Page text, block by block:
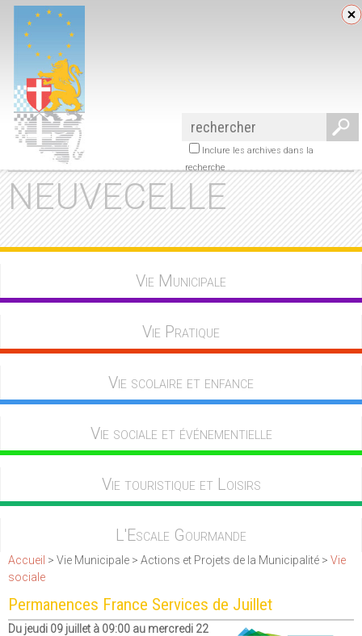
NEUVECELLE
Inclure les archives dans la
recherche
Vie Municipale
Vie Pratique
Vie scolaire et enfance
Vie sociale et événementielle
Vie touristique et Loisirs
L'Escale Gourmande
Accueil > Vie Municipale > Actions et Projets de la Municipalité > Vie
sociale
Permanences France Services de Juillet
Du jeudi 09 juillet à 09:00 au mercredi 22